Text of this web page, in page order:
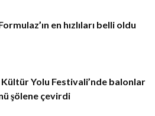
en hızlıları belli oldu
Yolu Festivali’nde balonlar
şölene çevirdi